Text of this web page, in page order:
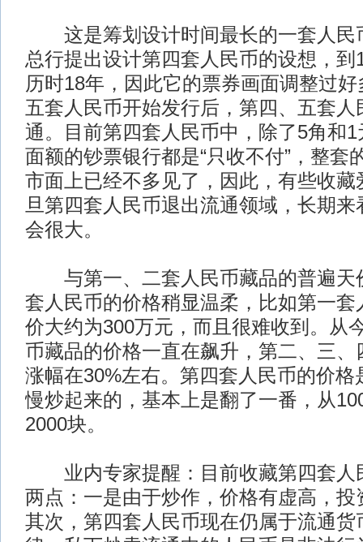
这是筹划设计时间最长的一套人民
总行提出设计第四套人民币的设想，到
历时18年，因此它的票券画面调整过
五套人民币开始发行后，第四、五套人
通。目前第四套人民币中，除了5角和
面额的钞票银行都是“只收不付”，整套
市面上已经不多见了，因此，有些收藏
旦第四套人民币退出流通领域，长期
会很大。
与第一、二套人民币藏品的普遍天
套人民币的价格稍显温柔，比如第一套
价大约为300万元，而且很难收到。从
币藏品的价格一直在飙升，第二、三、
涨幅在30%左右。第四套人民币的价格
慢炒起来的，基本上是翻了一番，从
2000块。
业内专家提醒：目前收藏第四套人
两点：一是由于炒作，价格有虚高，投
其次，第四套人民币现在仍属于流通货